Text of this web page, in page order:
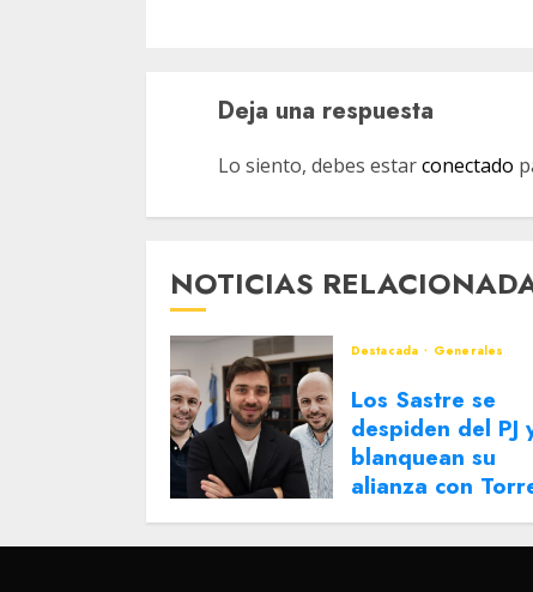
Deja una respuesta
Lo siento, debes estarconectado
NOTICIAS
Destacada Generales
Los Sastre se
despiden del PJ
blanquean su
alianza con